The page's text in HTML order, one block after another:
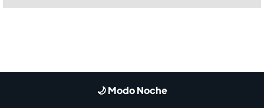
🌙 Modo Noche